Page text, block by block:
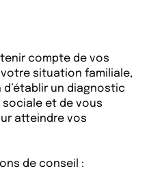
compte de vos
situation familiale,
un diagnostic
et de vous
atteindre vos
de conseil :